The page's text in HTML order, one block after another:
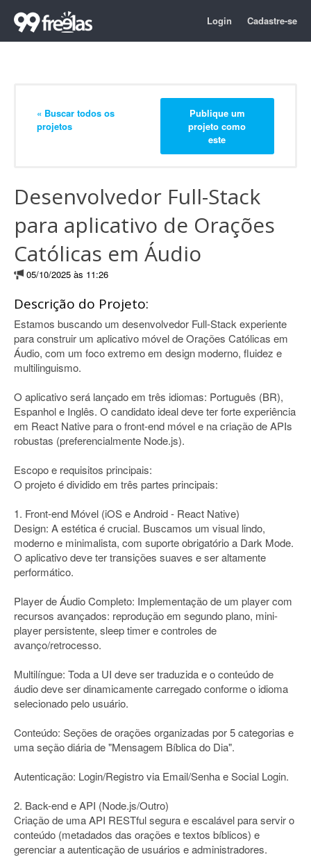
Login Cadastre-se
« Buscar todos os
projetos
Publique um
projeto como
este
Desenvolvedor Full-Stack
para aplicativo de Orações
Católicas em Áudio
05/10/2025 às 11:26
Descrição do Projeto:
Estamos buscando um desenvolvedor Full-Stack experiente
para construir um aplicativo móvel de Orações Católicas em
Áudio, com um foco extremo em design moderno, fluidez e
multilinguismo.
O aplicativo será lançado em três idiomas: Português (BR),
Espanhol e Inglês. O candidato ideal deve ter forte experiência
em React Native para o front-end móvel e na criação de APIs
robustas (preferencialmente Node.js).
Escopo e requisitos principais:
O projeto é dividido em três partes principais:
1. Front-end Móvel (iOS e Android - React Native)
Design: A estética é crucial. Buscamos um visual lindo,
moderno e minimalista, com suporte obrigatório a Dark Mode.
O aplicativo deve ter transições suaves e ser altamente
performático.
Player de Áudio Completo: Implementação de um player com
recursos avançados: reprodução em segundo plano, mini-
player persistente, sleep timer e controles de
avanço/retrocesso.
Multilíngue: Toda a UI deve ser traduzida e o conteúdo de
áudio deve ser dinamicamente carregado conforme o idioma
selecionado pelo usuário.
Conteúdo: Seções de orações organizadas por 5 categorias e
uma seção diária de "Mensagem Bíblica do Dia".
Autenticação: Login/Registro via Email/Senha e Social Login.
2. Back-end e API (Node.js/Outro)
Criação de uma API RESTful segura e escalável para servir o
conteúdo (metadados das orações e textos bíblicos) e
gerenciar a autenticação de usuários e administradores.